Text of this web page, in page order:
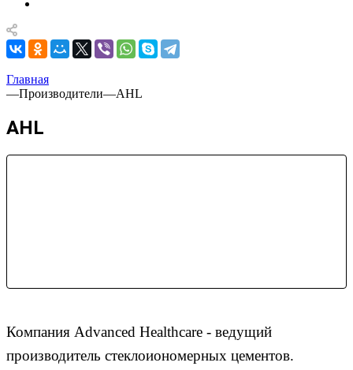
Главная
—Производители—AHL
AHL
Компания Advanced Healthcare - ведущий
производитель стеклоиономерных цементов.